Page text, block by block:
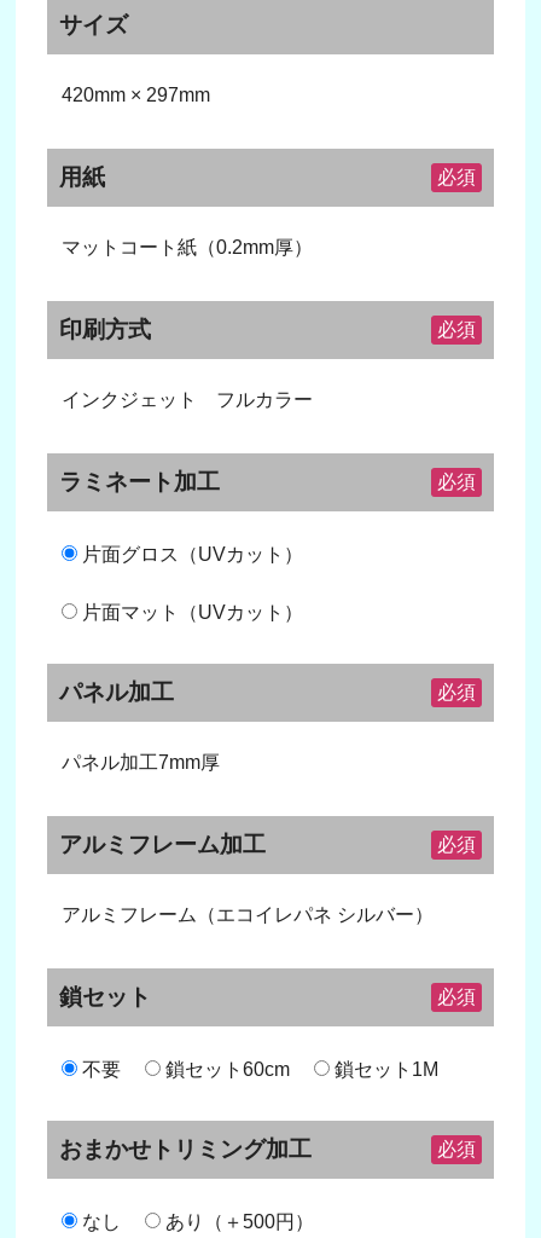
サイズ
420mm × 297mm
用紙 必須
マットコート紙（0.2mm厚）
印刷方式 必須
インクジェット フルカラー
ラミネート加工 必須
片面グロス（UVカット）
片面マット（UVカット）
パネル加工 必須
パネル加工7mm厚
アルミフレーム加工 必須
アルミフレーム（エコイレパネ シルバー）
鎖セット 必須
不要 鎖セット60cm 鎖セット1M
おまかせトリミング加工 必須
なし あり（＋500円）